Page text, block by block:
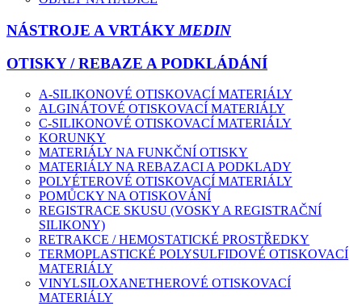
NÁSTROJE A VRTÁKY MEDIN
OTISKY / REBAZE A PODKLÁDÁNÍ
A-SILIKONOVÉ OTISKOVACÍ MATERIÁLY
ALGINÁTOVÉ OTISKOVACÍ MATERIÁLY
C-SILIKONOVÉ OTISKOVACÍ MATERIÁLY
KORUNKY
MATERIÁLY NA FUNKČNÍ OTISKY
MATERIÁLY NA REBAZACI A PODKLADY
POLYÉTEROVÉ OTISKOVACÍ MATERIÁLY
POMŮCKY NA OTISKOVÁNÍ
REGISTRACE SKUSU (VOSKY A REGISTRAČNÍ
SILIKONY)
RETRAKCE / HEMOSTATICKÉ PROSTŘEDKY
TERMOPLASTICKÉ POLYSULFIDOVÉ OTISKOVACÍ
MATERIÁLY
VINYLSILOXANETHEROVÉ OTISKOVACÍ
MATERIÁLY